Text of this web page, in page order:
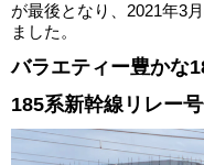
が最後となり、2021年3
ました。
バラエティー豊かな
185系新幹線リレー